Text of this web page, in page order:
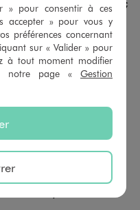
Sweat large resserré dans le bas fille
» pour consentir à ces
accepter » pour vous y
préférences concernant
sur « Valider » pour
à tout moment modifier
notre page « Gestion